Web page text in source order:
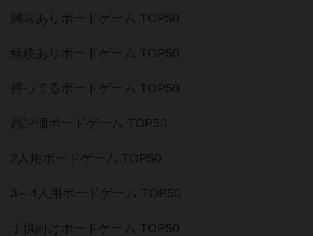
興味ありボードゲーム TOP50
経験ありボードゲーム TOP50
持ってるボードゲーム TOP50
高評価ボードゲーム TOP50
2人用ボードゲーム TOP50
3～4人用ボードゲーム TOP50
子供向けボードゲーム TOP50